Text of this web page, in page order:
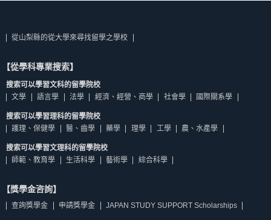
從山梨縣的從大學來尋找留學之學校
【從學科專業搜索】
搜索可以學習文科的留學院校
文學
語言學 法學 經濟、經營、商學 社會學 國際關系學
搜索可以學習理科的留學院校
護理、保健學
醫、齒學 藥學 理學 工學 農、水產學
搜索可以學習文理科的留學院校
師範、教育學
生活科學 藝術學 綜合科學
【獎學金咨詢】
查詢獎學金 申請獎學金 JAPAN STUDY SUPPORT Scholarships